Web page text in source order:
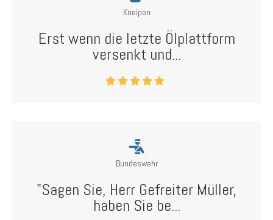
Kneipen
Erst wenn die letzte Ölplattform
versenkt und...
Bundeswehr
"Sagen Sie, Herr Gefreiter Müller,
haben Sie be...